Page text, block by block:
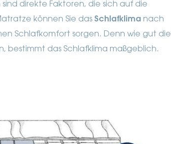
direkte Faktoren, die sich auf die
können Sie das Schlafklima nach
Schlafkomfort sorgen. Denn wie gut die
bestimmt das Schlafklima maßgeblich.